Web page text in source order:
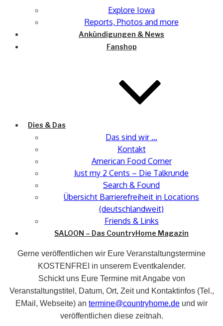
Explore Iowa
Reports, Photos and more
Ankündigungen & News
Fanshop
Dies & Das
Das sind wir …
Kontakt
American Food Corner
Just my 2 Cents – Die Talkrunde
Search & Found
Übersicht Barrierefreiheit in Locations
(deutschlandweit)
Friends & Links
SALOON – Das CountryHome Magazin
Gerne veröffentlichen wir Eure Veranstaltungstermine
KOSTENFREI in unserem Eventkalender.
Schickt uns Eure Termine mit Angabe von
Veranstaltungstitel, Datum, Ort, Zeit und Kontaktinfos (Tel.,
EMail, Webseite) an termine@countryhome.de und wir
veröffentlichen diese zeitnah.